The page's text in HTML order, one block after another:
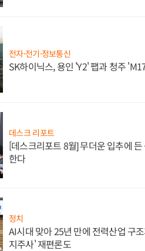
전자·전기·정보통신
SK하이닉스, 용인 'Y2' 팹과 청주
데스크 리포트
[데스크리포트 8월] 무더운 입추에
한다
정치
AI시대 맞아 25년 만에 전력산업 구
지주사' 재편론도